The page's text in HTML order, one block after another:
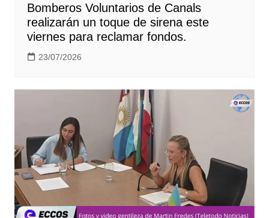
Bomberos Voluntarios de Canals
realizarán un toque de sirena este
viernes para reclamar fondos.
23/07/2026